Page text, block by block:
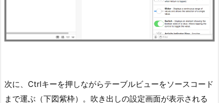
次に、Ctrlキーを押しながらテーブルビューをソースコード
まで運ぶ（下図紫枠）。吹き出しの設定画面が表示される